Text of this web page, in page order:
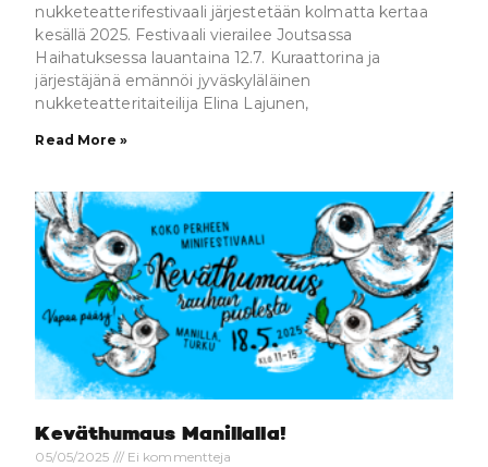
nukketeatterifestivaali järjestetään kolmatta kertaa
kesällä 2025. Festivaali vierailee Joutsassa
Haihatuksessa lauantaina 12.7. Kuraattorina ja
järjestäjänä emännöi jyväskyläläinen
nukketeatteritaiteilija Elina Lajunen,
Read More »
Keväthumaus Manillalla!
05/05/2025 Ei kommentteja